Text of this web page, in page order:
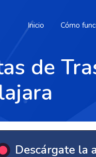
Inicio Cómo
de
Descárgate la